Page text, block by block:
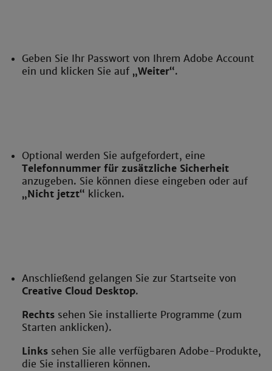
Geben Sie Ihr Passwort von Ihrem Adobe Account
ein und klicken Sie auf „Weiter“.
Optional werden Sie aufgefordert, eine
Telefonnummer für zusätzliche Sicherheit
anzugeben. Sie können diese eingeben oder auf
„Nicht jetzt“ klicken.
Anschließend gelangen Sie zur Startseite von
Creative Cloud Desktop.
Rechts sehen Sie installierte Programme (zum
Starten anklicken).
Links sehen Sie alle verfügbaren Adobe-Produkte,
die Sie installieren können.